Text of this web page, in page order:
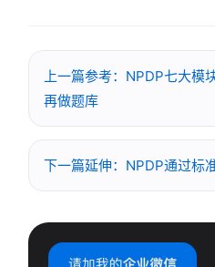
上一篇参考：NPDP七大模
再做题库
下一篇延伸：NPDP通过标